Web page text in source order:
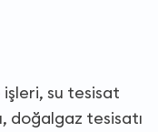
su tesisat
doğalgaz tesisatı